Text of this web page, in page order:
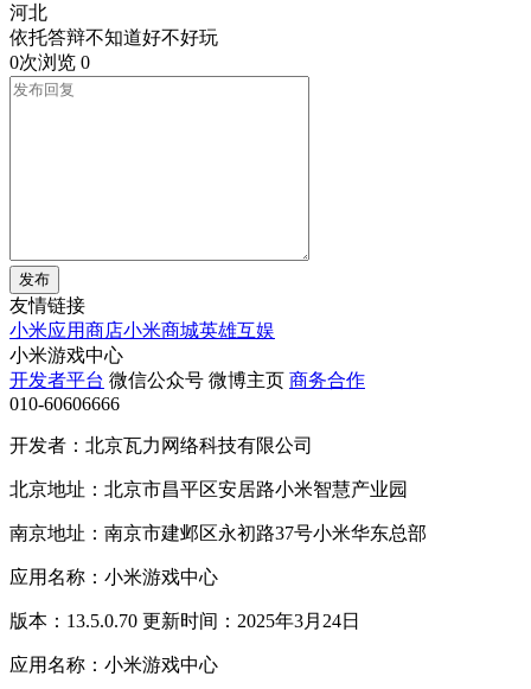
河北
依托答辩不知道好不好玩
0次浏览 0
发布
友情链接
小米应用商店小米商城英雄互娱
小米游戏中心
开发者平台 微信公众号 微博主页 商务合作
010-60606666
开发者：北京瓦力网络科技有限公司
北京地址：北京市昌平区安居路小米智慧产业园
南京地址：南京市建邺区永初路37号小米华东总部
应用名称：小米游戏中心
版本：13.5.0.70 更新时间：2025年3月24日
应用名称：小米游戏中心